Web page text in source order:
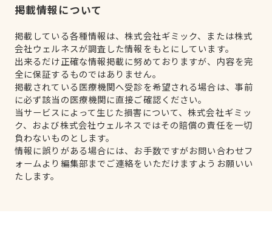
掲載情報について
掲載している各種情報は、株式会社ギミック、または株式
会社ウェルネスが調査した情報をもとにしています。
出来るだけ正確な情報掲載に努めておりますが、内容を完
全に保証するものではありません。
掲載されている医療機関へ受診を希望される場合は、事前
に必ず該当の医療機関に直接ご確認ください。
当サービスによって生じた損害について、株式会社ギミッ
ク、および株式会社ウェルネスではその賠償の責任を一切
負わないものとします。
情報に誤りがある場合には、お手数ですがお問い合わせフ
ォームより編集部までご連絡をいただけますようお願いい
たします。